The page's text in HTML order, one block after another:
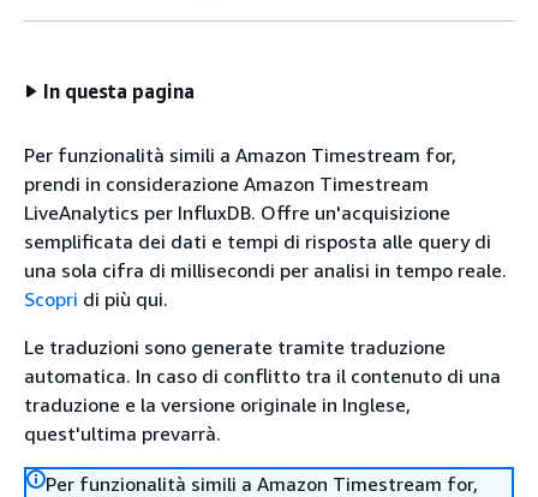
In questa pagina
Per funzionalità simili a Amazon Timestream for,
prendi in considerazione Amazon Timestream
LiveAnalytics per InfluxDB. Offre un'acquisizione
semplificata dei dati e tempi di risposta alle query di
una sola cifra di millisecondi per analisi in tempo reale.
Scopri di più qui.
Le traduzioni sono generate tramite traduzione
automatica. In caso di conflitto tra il contenuto di una
traduzione e la versione originale in Inglese,
quest'ultima prevarrà.
Per funzionalità simili a Amazon Timestream for,